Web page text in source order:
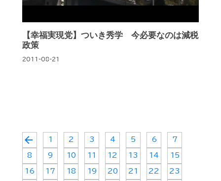
【幸福実現党】ついき秀学 今必要なのは減税
政策
2011-08-21
arrow_back 1 2 3 4 5 6 7
8 9 10 11 12 13 14 15
16 17 18 19 20 21 22 23